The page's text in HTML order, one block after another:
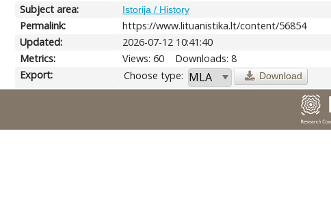
Subject area:
Istorija / History
Permalink:
https://www.lituanistika.lt/content/56854
Updated:
2026-07-12 10:41:40
Metrics:
Views: 60
Downloads: 8
Export:
Choose type: Download